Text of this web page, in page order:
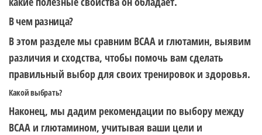
В чем разница?
В этом разделе мы сравним BCAA и глютамин, выявим
различия и сходства, чтобы помочь вам сделать
правильный выбор для своих тренировок и здоровья.
Какой выбрать?
Наконец, мы дадим рекомендации по выбору между
BCAA и глютамином, учитывая ваши цели и